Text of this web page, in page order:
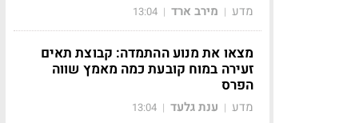
מדע | מירב ארד |
13:04
מצאו את מנוע ההתמדה: קבוצת תאים
זעירה במוח קובעת כמה מאמץ שווה
הפרס
מדע | ענת גלעד |
13:04